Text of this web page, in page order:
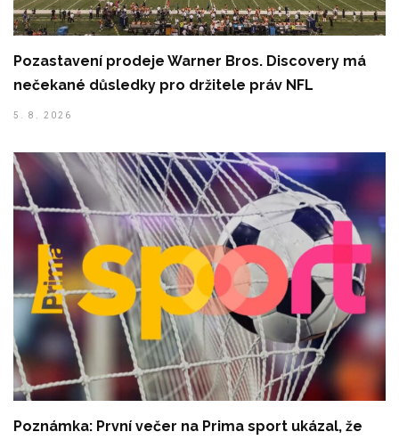
Pozastavení prodeje Warner Bros. Discovery má
nečekané důsledky pro držitele práv NFL
5. 8. 2026
Poznámka: První večer na Prima sport ukázal, že